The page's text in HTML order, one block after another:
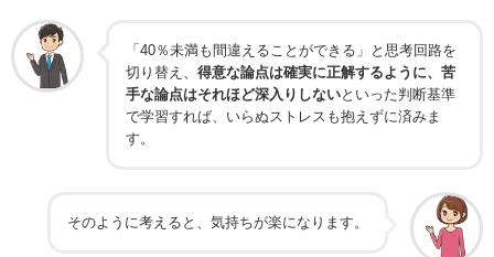
「40％未満も間違えることができる」と思考回路を
切り替え、 得意な論点は確実に正解するように、苦
手な論点はそれほど深入りしないといった判断基準
で学習すれば、いらぬストレスも抱えずに済みま
す。
そのように考えると、気持ちが楽になります。